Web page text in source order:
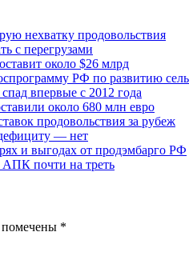
нехватку продовольствия
с перегрузами
около $26 млрд
РФ по развитию
впервые с 2012 года
около 680 млн евро
продовольствия за рубеж
— нет
и выгодах от продэмбарго РФ
АПК почти на треть
помечены *